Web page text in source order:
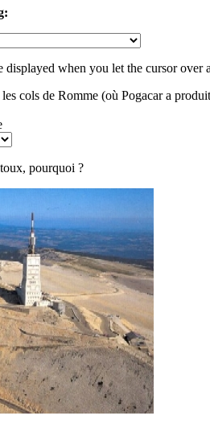
displayed when you let the cursor over
cols de Romme (où Pogacar a
pourquoi ?